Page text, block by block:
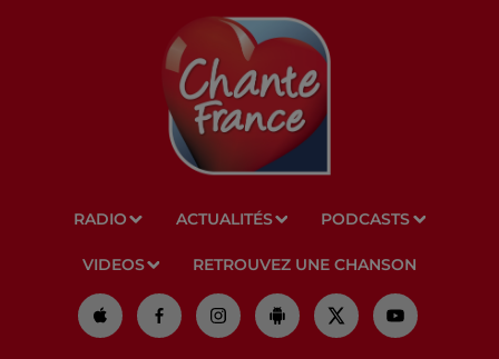
RADIO ACTUALITÉS PODCASTS
VIDEOS RETROUVEZ UNE CHANSON